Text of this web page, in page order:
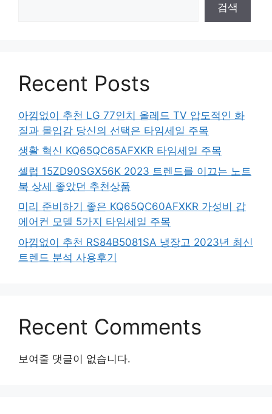
검색
Recent Posts
아낌없이 추천 LG 77인치 올레드 TV 압도적인 화
질과 몰입감 당신의 선택은 타임세일 주목
생활 혁신 KQ65QC65AFXKR 타임세일 주목
셀럽 15ZD90SGX56K 2023 트렌드를 이끄는 노트
북 상세 좋았던 추천상품
미리 준비하기 좋은 KQ65QC60AFXKR 가성비 갑
에어컨 모델 5가지 타임세일 주목
아낌없이 추천 RS84B5081SA 냉장고 2023년 최신
트렌드 분석 사용후기
Recent Comments
보여줄 댓글이 없습니다.